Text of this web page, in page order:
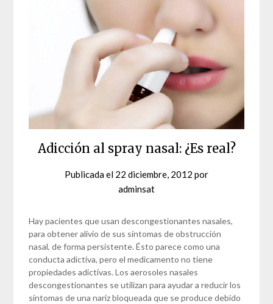
Adicción al spray nasal: ¿Es real?
Publicada el 22 diciembre, 2012 por
adminsat
Hay pacientes que usan descongestionantes nasales,
para obtener alivio de sus síntomas de obstrucción
nasal, de forma persistente. Ésto parece como una
conducta adictiva, pero el medicamento no tiene
propiedades adictivas. Los aerosoles nasales
descongestionantes se utilizan para ayudar a reducir los
síntomas de una nariz bloqueada que se produce debido